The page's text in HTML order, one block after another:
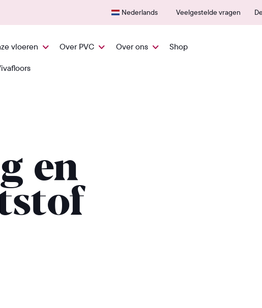
Snel vanuit NL geleverd
Nederlands Veelgestelde vragen
vloeren Over PVC Over ons Shop
en